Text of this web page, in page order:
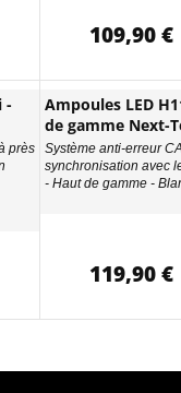
109,90 €
-
près
Ampoules LED
de gamme Next-
Système anti-erreur
synchronisation avec
- Haut de gamme -
119,90 €